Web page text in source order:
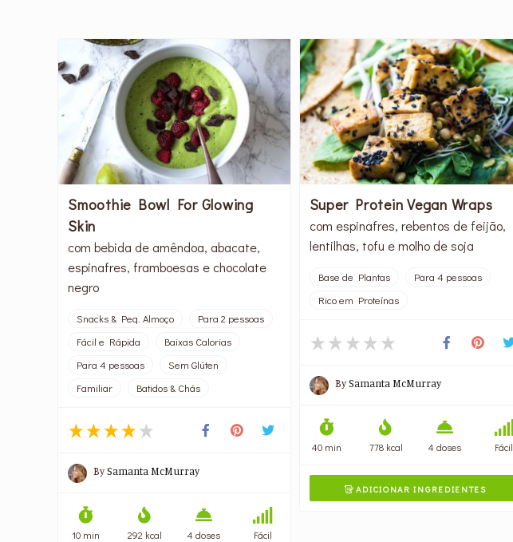
Smoothie Bowl For Glowing
Skin
com bebida de amêndoa, abacate,
espinafres, framboesas e chocolate
negro
Snacks & Peq. Almoço
Para 2 pessoas
Fácil e Rápida
Baixas Calorias
Para 4 pessoas
Sem Glúten
Familiar
Batidos & Chás
BySamanta McMurray
10 min 292 kcal 4 doses Fácil
Super Protein Vegan Wraps
com espinafres, rebentos de feijão,
lentilhas, tofu e molho de soja
Base de Plantas
Para 4 pessoas
Rico em Proteínas
BySamanta McMurray
40 min 778 kcal 4 doses Fácil
ADICIONAR INGREDIENTES